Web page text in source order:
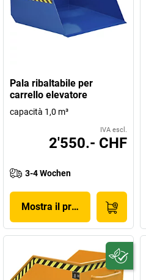
Pala ribaltabile per
carrello elevatore
capacità 1,0 m³
IVA escl.
2'550.- CHF
3-4 Wochen
Mostra il prodotto